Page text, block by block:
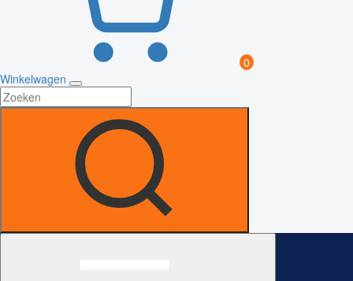
0
Winkelwagen